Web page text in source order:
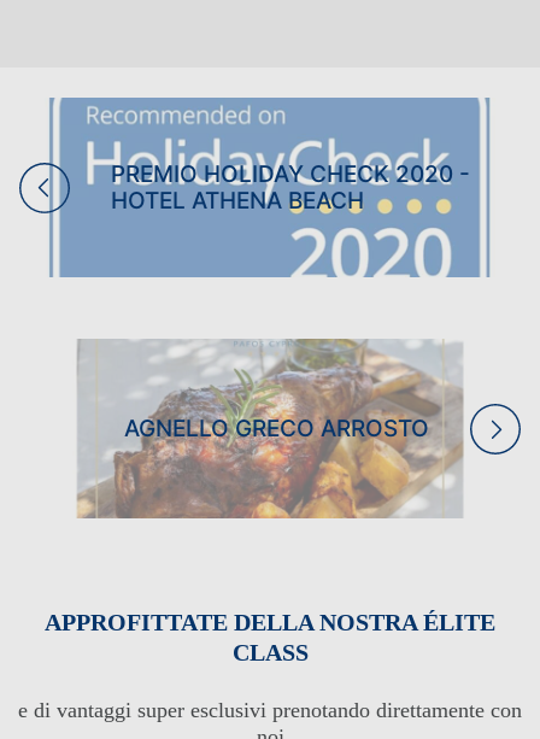
VACANZE IN FAMIGLIA
VACANZE PER SOLI ADULTI
PREMIO HOLIDAY CHECK 2020 -
HOTEL ATHENA BEACH
AGNELLO GRECO ARROSTO
APPROFITTATE DELLA NOSTRA ÉLITE
CLASS
e di vantaggi super esclusivi prenotando direttamente con